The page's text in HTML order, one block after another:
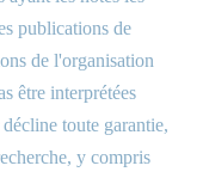
publications de
de l'organisation
être interprétées
toute garantie,
y compris